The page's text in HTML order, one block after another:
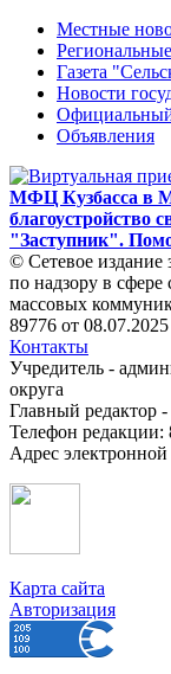
Местные
Газета
Новости
Объявления
МФЦ Кузбасса в
благоустройство
"Заступник".
© Сетевое издание
по надзору в
массовых
89776 от 08.07.2025
Контакты
Учредитель -
округа
Главный редактор
Телефон редакции:
Адрес
Карта сайта
Авторизация